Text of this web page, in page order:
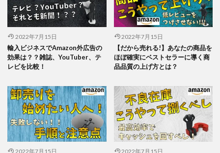
2022年7月15日
輸入ビジネスでAmazon外広告の
効果は？？雑誌、YouTuber、テ
レビを比較！
2022年7月15日
【だから売れる!】あなたの商品を
ほぼ確実にベストセラーに導く商
品品質の上げ方とは？
2022年7月15日 2022年7月15日